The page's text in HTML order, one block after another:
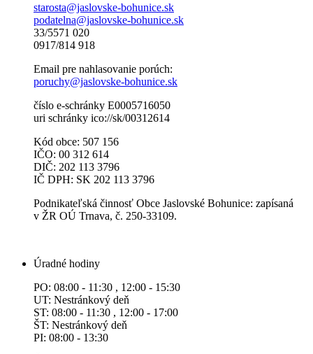
starosta@jaslovske-bohunice.sk
podatelna@jaslovske-bohunice.sk
33/5571 020
0917/814 918
Email pre nahlasovanie porúch:
poruchy@jaslovske-bohunice.sk
číslo e-schránky E0005716050
uri schránky ico://sk/00312614
Kód obce: 507 156
IČO: 00 312 614
DIČ: 202 113 3796
IČ DPH: SK 202 113 3796
Podnikateľská činnosť Obce Jaslovské Bohunice: zapísaná
v ŽR OÚ Trnava, č. 250-33109.
Úradné hodiny
PO: 08:00 - 11:30 , 12:00 - 15:30
UT: Nestránkový deň
ST: 08:00 - 11:30 , 12:00 - 17:00
ŠT: Nestránkový deň
PI: 08:00 - 13:30